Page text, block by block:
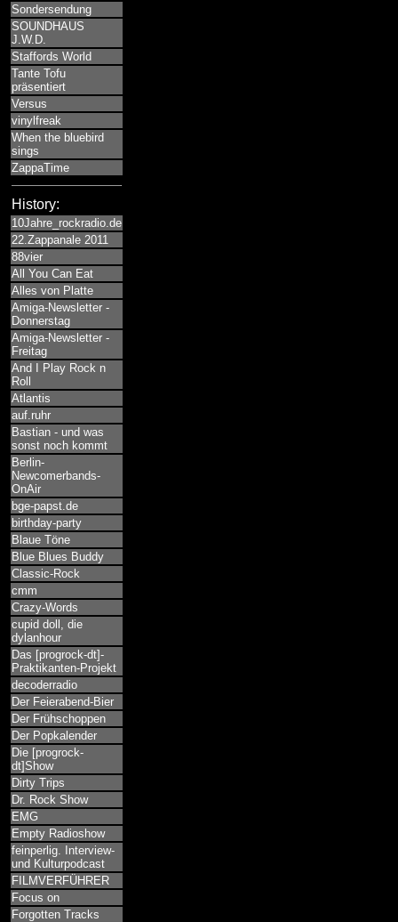
Sondersendung
SOUNDHAUS
J.W.D.
Staffords World
Tante Tofu
präsentiert
Versus
vinylfreak
When the bluebird
sings
ZappaTime
History:
10Jahre_rockradio.de
22.Zappanale 2011
88vier
All You Can Eat
Alles von Platte
Amiga-Newsletter -
Donnerstag
Amiga-Newsletter -
Freitag
And I Play Rock n
Roll
Atlantis
auf.ruhr
Bastian - und was
sonst noch kommt
Berlin-
Newcomerbands-
OnAir
bge-papst.de
birthday-party
Blaue Töne
Blue Blues Buddy
Classic-Rock
cmm
Crazy-Words
cupid doll, die
dylanhour
Das [progrock-dt]-
Praktikanten-Projekt
decoderradio
Der Feierabend-Bier
Der Frühschoppen
Der Popkalender
Die [progrock-
dt]Show
Dirty Trips
Dr. Rock Show
EMG
Empty Radioshow
feinperlig. Interview-
und Kulturpodcast
FILMVERFÜHRER
Focus on
Forgotten Tracks